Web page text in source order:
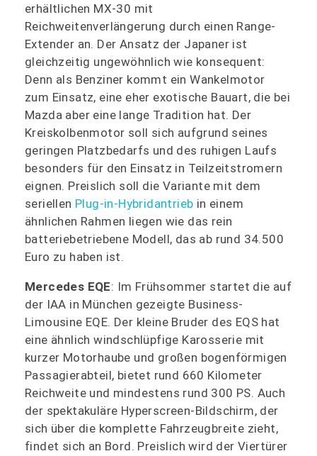
erhältlichen MX-30 mit
Reichweitenverlängerung durch einen Range-
Extender an. Der Ansatz der Japaner ist
gleichzeitig ungewöhnlich wie konsequent:
Denn als Benziner kommt ein Wankelmotor
zum Einsatz, eine eher exotische Bauart, die bei
Mazda aber eine lange Tradition hat. Der
Kreiskolbenmotor soll sich aufgrund seines
geringen Platzbedarfs und des ruhigen Laufs
besonders für den Einsatz in Teilzeitstromern
eignen. Preislich soll die Variante mit dem
seriellen Plug-in-Hybridantrieb in einem
ähnlichen Rahmen liegen wie das rein
batteriebetriebene Modell, das ab rund 34.500
Euro zu haben ist.
Mercedes EQE: Im Frühsommer startet die auf
der IAA in München gezeigte Business-
Limousine EQE. Der kleine Bruder des EQS hat
eine ähnlich windschlüpfige Karosserie mit
kurzer Motorhaube und großen bogenförmigen
Passagierabteil, bietet rund 660 Kilometer
Reichweite und mindestens rund 300 PS. Auch
der spektakuläre Hyperscreen-Bildschirm, der
sich über die komplette Fahrzeugbreite zieht,
findet sich an Bord. Preislich wird der Viertürer